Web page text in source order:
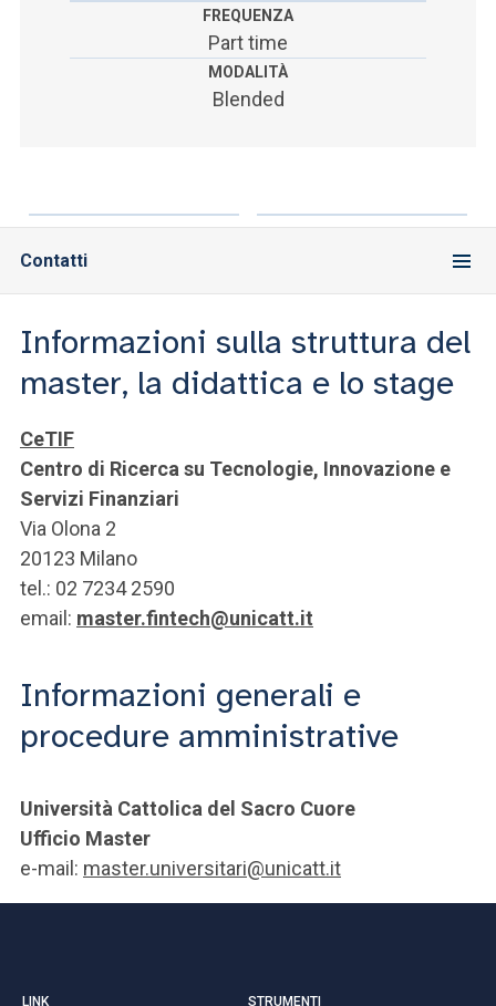
FREQUENZA
Part time
MODALITÀ
Blended
Contatti
Informazioni sulla struttura del
master, la didattica e lo stage
CeTIF
Centro di Ricerca su Tecnologie, Innovazione e
Servizi Finanziari
Via Olona 2
20123 Milano
tel.: 02 7234 2590
email: master.fintech@unicatt.it
Informazioni generali e
procedure amministrative
Università Cattolica del Sacro Cuore
Ufficio Master
e-mail: master.universitari@unicatt.it
LINK STRUMENTI